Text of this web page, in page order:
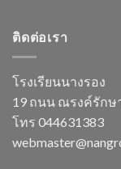
ติดต่อเรา
โรงเรียนนางรอง
19 ถนน ณรงค์รักษ
โทร 044631383